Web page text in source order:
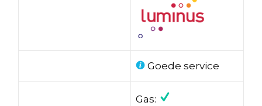
Goede service
Gas: